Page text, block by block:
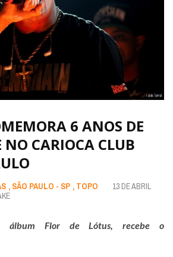
6 ANOS DE
NO CARIOCA CLUB
, SÃO PAULO - SP , TOPO
13 DE ABRIL
álbum Flor de Lótus, recebe o